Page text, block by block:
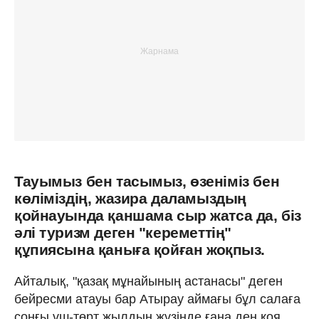
Тауымыз бен тасымыз, өзеніміз бен
көліміздің, жазира даламыздың
қойнауында қаншама сыр жатса да, біз
әлі туризм деген "кереметтің"
құпиясына қаныға қойған жоқпыз.
Айталық, "қазақ мұнайының астанасы" деген
бейресми атауы бар Атырау аймағы бұл салаға